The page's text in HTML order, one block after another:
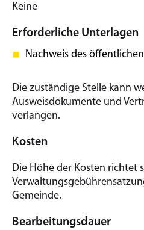
Keine
Erforderliche Unterlagen
Nachweis des
Die zuständige Stelle kann
Ausweisdokumente und
verlangen.
Kosten
Die Höhe der Kosten richtet
Gemeinde.
Bearbeitungsdauer